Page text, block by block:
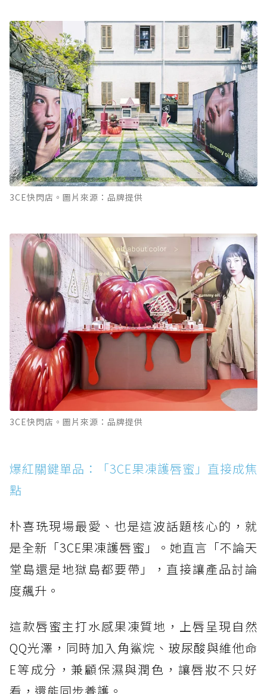
3CE快閃店。圖片來源：品牌提供
3CE快閃店。圖片來源：品牌提供
爆紅關鍵單品：「3CE果凍護唇蜜」直接成焦
點
朴喜珗現場最愛、也是這波話題核心的，就
是全新「3CE果凍護唇蜜」。她直言「不論天
堂島還是地獄島都要帶」，直接讓產品討論
度飆升。
這款唇蜜主打水感果凍質地，上唇呈現自然
QQ光澤，同時加入角鯊烷、玻尿酸與維他命
E等成分，兼顧保濕與潤色，讓唇妝不只好